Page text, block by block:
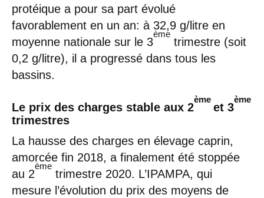
protéique a pour sa part évolué
favorablement en un an: à 32,9 g/litre en
moyenne nationale sur le 3
ème
trimestre (soit
0,2 g/litre), il a progressé dans tous les
bassins.
Le prix des charges stable aux 2
ème
et 3
ème
trimestres
La hausse des charges en élevage caprin,
amorcée fin 2018, a finalement été stoppée
au 2
ème
trimestre 2020. L’IPAMPA, qui
mesure l’évolution du prix des moyens de